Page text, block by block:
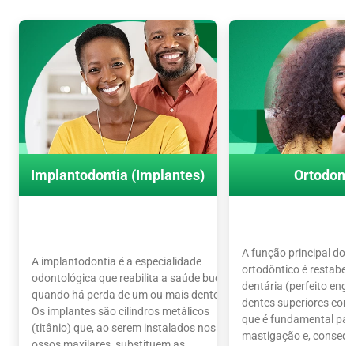
Implantodontia (Implantes)
A implantodontia é a especialidade
odontológica que reabilita a saúde bucal
quando há perda de um ou mais dentes.
Os implantes são cilindros metálicos
(titânio) que, ao serem instalados nos
A função principal do
ortodôntico é
dentária (perfeito
dentes superiores
que é fundamental
mastigação e,